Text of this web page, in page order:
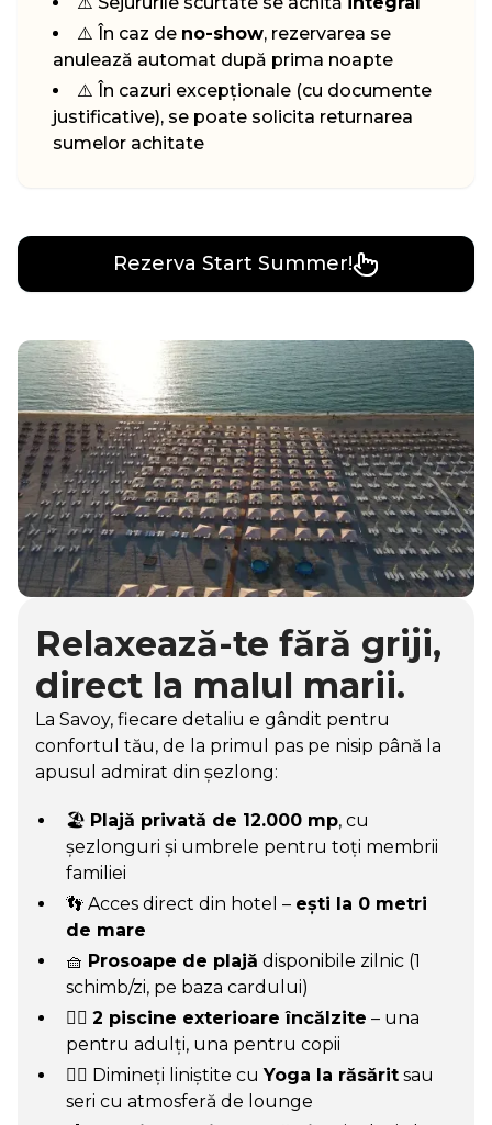
⚠️ În caz de no-show, rezervarea se
anulează automat după prima noapte
⚠️ În cazuri excepționale (cu documente
justificative), se poate solicita returnarea
sumelor achitate
Rezerva Start Summer!
Relaxează-te fără griji,
direct la malul marii.
La Savoy, fiecare detaliu e gândit pentru
confortul tău, de la primul pas pe nisip până la
apusul admirat din șezlong:
🏖️ Plajă privată de 12.000 mp, cu
șezlonguri și umbrele pentru toți membrii
familiei
👣 Acces direct din hotel – ești la 0 metri
de mare
🧺 Prosoape de plajă disponibile zilnic (1
schimb/zi, pe baza cardului)
🏊‍♀️ 2 piscine exterioare încălzite – una
pentru adulți, una pentru copii
🧘‍♀️ Dimineți liniștite cuYoga la răsărit sau
seri cu atmosferă de lounge